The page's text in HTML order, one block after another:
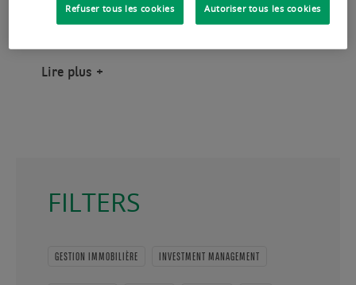
Executive Officer (CEO) de BNP Paribas Real
Estate.
Lire plus
FILTERS
GESTION IMMOBILIÈRE INVESTMENT MANAGEMENT
Refuser tous les cookies Autoriser tous les cookies